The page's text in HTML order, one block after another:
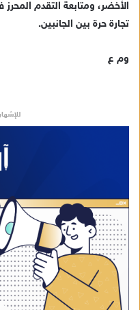
الأخضر، ومتابعة التقدم
تجارة حرة بين الجانبين.
وم ع